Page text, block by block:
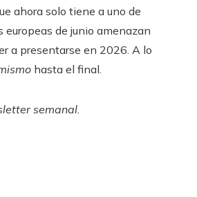
ahora solo tiene a uno de
de junio amenazan
a presentarse en 2026. A lo
hasta el final.
semanal